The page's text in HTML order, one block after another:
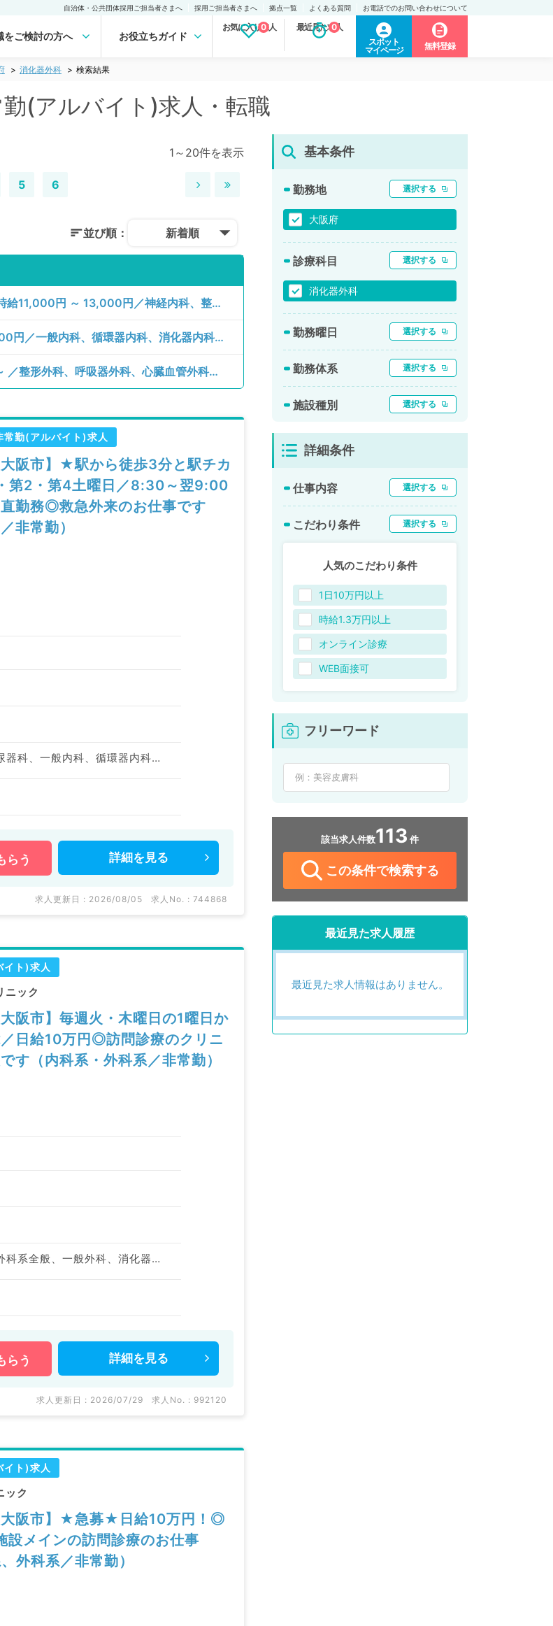
自治体・公共団体採用ご担当者さまへ 採用ご担当者さまへ 拠点一覧 よくある質問 お電話でのお問い合わせについて
をご検討の方へ お役立ちガイド
お気に入り求人
0 最近見た求人
0
スポット
マイページ
無料登録
消化器外科 検索結果
(アルバイト)求人・転職
1～20件を表示
5 6
並び順： 新着順
【大阪府／大阪市天王寺区】月、火、水、木、金曜日／時給11,000円 ～ 13,000円／神経内科、整形外科、脳神経外科、心臓血管外科、泌尿器科、一般内科、循環器内科、呼吸器内科、消化器内科、内分泌・代謝内科、腎臓内科、老年内科、血液内科、外科系全般、一般外科、消化器外科、膠原病科／訪問診療（施設）、訪問診療（施設）
【大阪府／豊中市】月、火、水、木、金曜日／時給10,000円／一般内科、循環器内科、消化器内科、外科系全般、一般外科、消化器外科／一般外来、訪問診療（居宅）、訪問診療（施設）
【大阪府／大阪市鶴見区】月、火曜日／時給10,000円 ～ ／整形外科、呼吸器外科、心臓血管外科、一般内科、循環器内科、呼吸器内科、消化器内科、内分泌・代謝内科、外科系全般、一般外科、消化器外科／病棟管理
常勤(アルバイト)求人
大阪市】★駅から徒歩3分と駅チカ
第2・第4土曜日／8:30～翌9:00
勤務◎救急外来のお仕事です
非常勤）
神経内科、整形外科、呼吸器外科、泌尿器科、一般内科、循環器内科、呼吸器内科、消化器内科、内分泌・代謝内科、腎臓内科、血液内科、外科系全般、一般外科、消化器外科、救急科・ＩＣＵ
らう 詳細を 見る
求人更新日 : 2026/08/05 求人No. : 744868
イト)求人
ニック
大阪市】毎週火・木曜日の1曜日か
日給10万円◎訪問診療のクリニ
す（内科系・外科系／非常勤）
一般内科、循環器内科、消化器内科、外科系全般、一般外科、消化器外科
らう 詳細を 見る
求人更新日 : 2026/07/29 求人No. : 992120
イト)求人
ック
大阪市】★急募★日給10万円！◎
設メインの訪問診療のお仕事
外科系／非常勤）
基本条件
勤務地 選択する
大阪府
診療科目 選択する
消化器外科
勤務曜日 選択する
勤務体系 選択する
施設種別 選択する
詳細条件
仕事内容 選択する
こだわり条件 選択する
人気のこだわり条件
1日10万円以上
時給1.3万円以上
オンライン診療
WEB面接可
フリーワード
該当求人件数113 件
この条件で検索する
最近見た求人履歴
最近見た求人情報はありません。